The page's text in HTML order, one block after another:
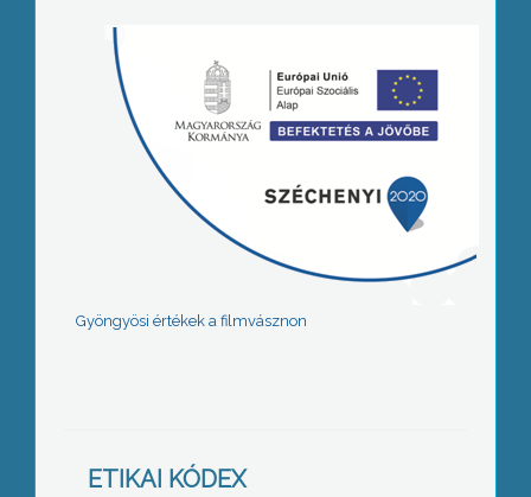
Gyöngyösi értékek a filmvásznon
ETIKAI KÓDEX